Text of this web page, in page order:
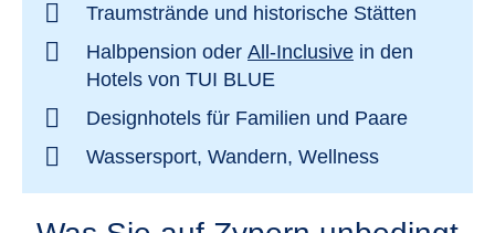
Traumstrände und historische Stätten
Halbpension oder All-Inclusive in den
Hotels von TUI BLUE
Designhotels für Familien und Paare
Wassersport, Wandern, Wellness